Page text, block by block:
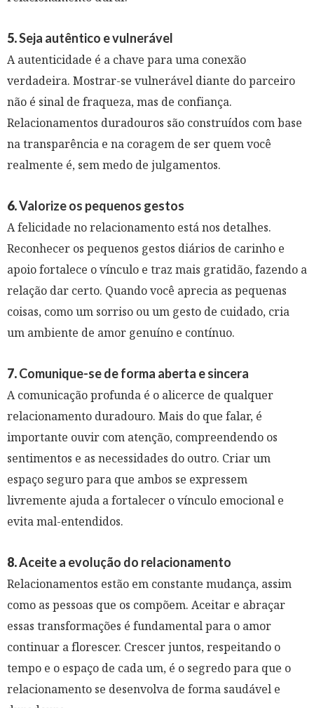
5.Seja autêntico e vulnerável
A autenticidade é a chave para uma conexão
verdadeira. Mostrar-se vulnerável diante do parceiro
não é sinal de fraqueza, mas de confiança.
Relacionamentos duradouros são construídos com base
na transparência e na coragem de ser quem você
realmente é, sem medo de julgamentos.
6.Valorize os pequenos gestos
A felicidade no relacionamento está nos detalhes.
Reconhecer os pequenos gestos diários de carinho e
apoio fortalece o vínculo e traz mais gratidão, fazendo a
relação dar certo. Quando você aprecia as pequenas
coisas, como um sorriso ou um gesto de cuidado, cria
um ambiente de amor genuíno e contínuo.
7.Comunique-se de forma aberta e sincera
A comunicação profunda é o alicerce de qualquer
relacionamento duradouro. Mais do que falar, é
importante ouvir com atenção, compreendendo os
sentimentos e as necessidades do outro. Criar um
espaço seguro para que ambos se expressem
livremente ajuda a fortalecer o vínculo emocional e
evita mal-entendidos.
8.Aceite a evolução do relacionamento
Relacionamentos estão em constante mudança, assim
como as pessoas que os compõem. Aceitar e abraçar
essas transformações é fundamental para o amor
continuar a florescer. Crescer juntos, respeitando o
tempo e o espaço de cada um, é o segredo para que o
relacionamento se desenvolva de forma saudável e